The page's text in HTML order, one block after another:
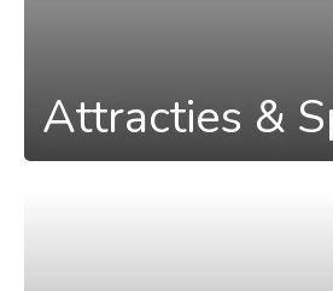
Attracties &